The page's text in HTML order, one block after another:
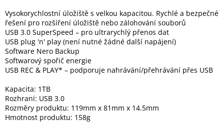
Vysokorychlostní úložiště s velkou kapacitou. Rychlé a bezpečné
řešení pro rozšíření úložiště nebo zálohování souborů
USB 3.0 SuperSpeed – pro ultrarychlý přenos dat
USB plug 'n' play (není nutné žádné další napájení)
Software Nero Backup
Softwarový spořič energie
USB REC & PLAY* – podporuje nahrávání/přehrávání přes USB
Kapacita: 1TB
Rozhraní: USB 3.0
Rozměry produktu: 119mm x 81mm x 14.5mm
Hmotnost produktu: 158g